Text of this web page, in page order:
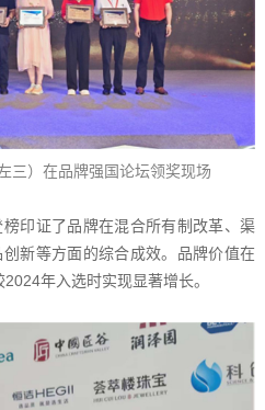
三）在品牌强国论坛领奖现场
印证了品牌在混合所有制改革、渠
新等方面的综合成效。品牌价值在
年入选时实现显著增长。